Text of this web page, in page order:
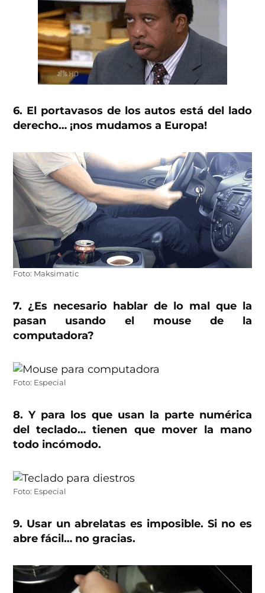
6. El portavasos de los autos está del lado
derecho… ¡nos mudamos a Europa!
Foto: Maksimatic
7. ¿Es necesario hablar de lo mal que la
pasan usando el mouse de la
computadora?
Foto: Especial
8. Y para los que usan la parte numérica
del teclado… tienen que mover la mano
todo incómodo.
Foto: Especial
9. Usar un abrelatas es imposible. Si no es
abre fácil… no gracias.